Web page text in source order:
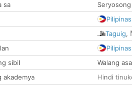
sa
Pilipinas
Taguig,
Pilipinas
sibil
Walang
akademya
Hindi